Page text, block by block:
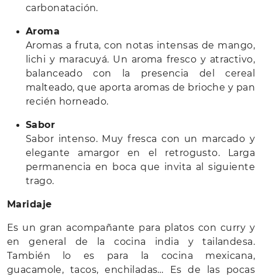
carbonatación.
Aroma
Aromas a fruta, con notas intensas de mango,
lichi y maracuyá. Un aroma fresco y atractivo,
balanceado con la presencia del cereal
malteado, que aporta aromas de brioche y pan
recién horneado.
Sabor
Sabor intenso. Muy fresca con un marcado y
elegante amargor en el retrogusto. Larga
permanencia en boca que invita al siguiente
trago.
Maridaje
Es un gran acompañante para platos con curry y
en general de la cocina india y tailandesa.
También lo es para la cocina mexicana,
guacamole, tacos, enchiladas… Es de las pocas